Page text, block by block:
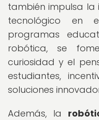
también impulsa la
tecnológico en
programas
robótica, se
curiosidad y el
estudiantes,
soluciones
Además, la